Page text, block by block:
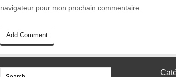
navigateur pour mon prochain commentaire.